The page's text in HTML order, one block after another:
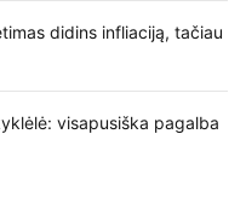
didins infliaciją, tačiau
visapusiška pagalba